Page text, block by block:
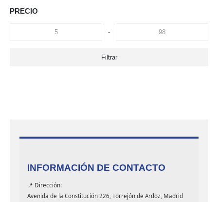
PRECIO
-
Filtrar
INFORMACIÓN DE CONTACTO
📍 Dirección:
Avenida de la Constitución 226, Torrejón de Ardoz, Madrid